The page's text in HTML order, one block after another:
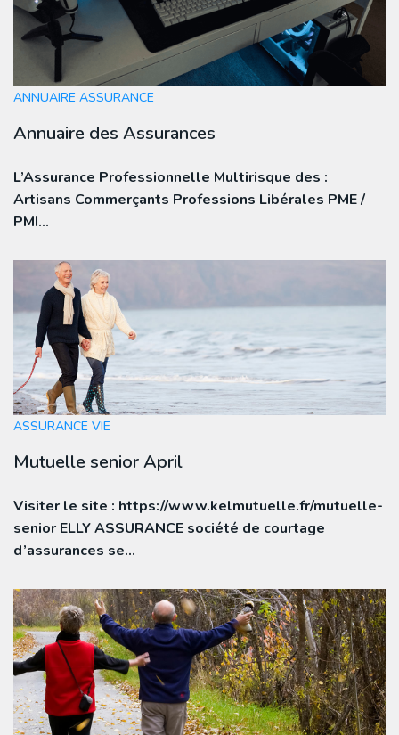
ANNUAIRE ASSURANCE
Annuaire des Assurances
L’Assurance Professionnelle Multirisque des :
Artisans Commerçants Professions Libérales PME /
PMI…
ASSURANCE VIE
Mutuelle senior April
Visiter le site : https://www.kelmutuelle.fr/mutuelle-
senior ELLY ASSURANCE société de courtage
d’assurances se…